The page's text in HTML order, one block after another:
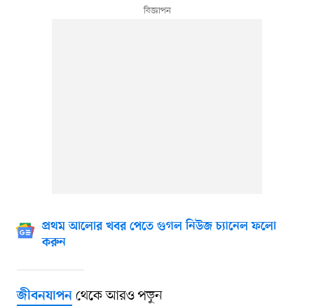
প্রথম আলোর খবর পেতে গুগল নিউজ চ্যানেল ফলো
করুন
জীবনযাপনথেকে আরও পড়ুন